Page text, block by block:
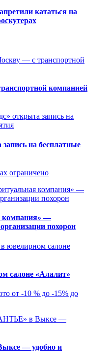
кататься на
компанией
на бесплатные
ограничено
компания» —
похорон
салоне «Алалит»
от -10 % до -15% до
— удобно и